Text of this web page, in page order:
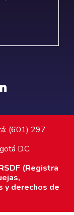
(601) 297
D.C.
(Registra
y derechos de